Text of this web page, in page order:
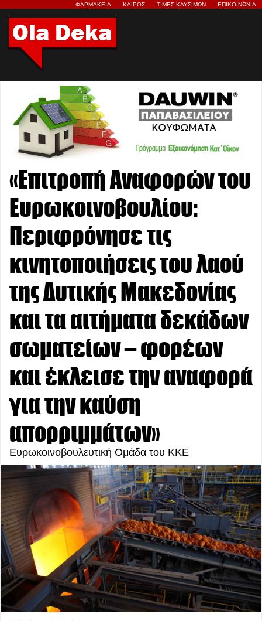
ΦΑΡΜΑΚΕΙΑ ΚΑΙΡΟΣ ΤΙΜΕΣ ΚΑΥΣΙΜΩΝ ΕΠΙΚΟΙΝΩΝΙΑ
«Επιτροπή Αναφορών του
Ευρωκοινοβουλίου:
Περιφρόνησε τις
κινητοποιήσεις του λαού
της Δυτικής Μακεδονίας
και τα αιτήματα δεκάδων
σωματείων – φορέων
και έκλεισε την αναφορά
για την καύση
απορριμμάτων»
Ευρωκοινοβουλευτική Ομάδα του ΚΚΕ